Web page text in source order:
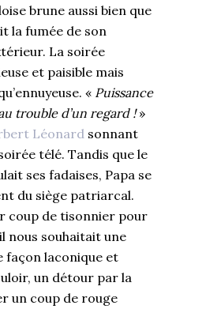
brune aussi bien que
la fumée de son
La soirée
et paisible mais
« Puissance
trouble d’un regard !»
Léonard sonnant
télé. Tandis que le
ses fadaises, Papa se
du siège patriarcal.
coup de tisonnier pour
nous souhaitait une
façon laconique et
un détour par la
un coup de rouge